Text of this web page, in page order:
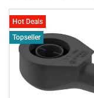
Hot Deals
Topseller